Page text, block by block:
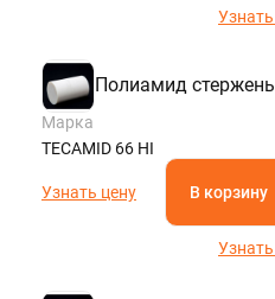
Полиамид стержень
Марка
TECAMID 66 HI
Узнать цену В корзину